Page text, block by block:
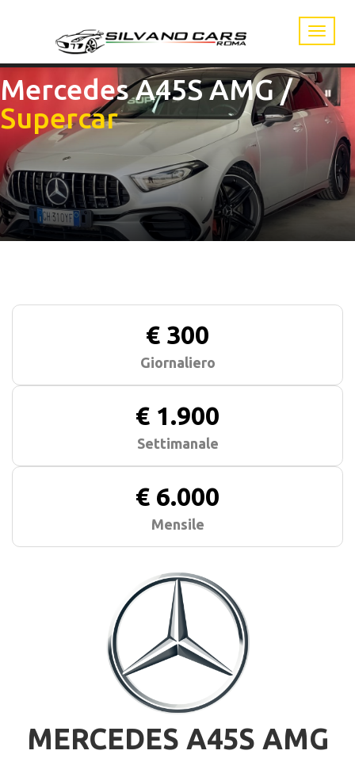
Mercedes A45S AMG/
Supercar
€ 300
Giornaliero
€ 1.900
Settimanale
€ 6.000
Mensile
MERCEDES A45S AMG